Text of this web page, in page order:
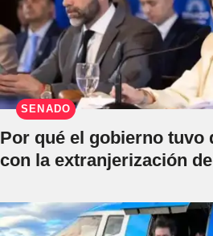
SENADO
Por qué el gobierno tuvo
con la extranjerización